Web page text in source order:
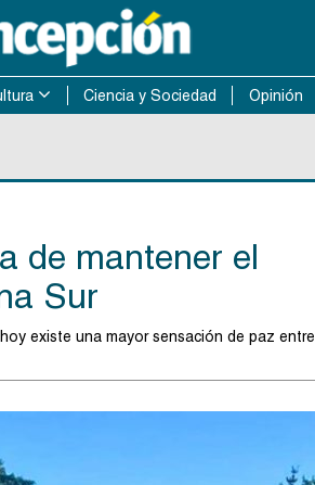
Ciencia y Sociedad Opinión
de mantener el
Sur
existe una mayor sensación de paz entre